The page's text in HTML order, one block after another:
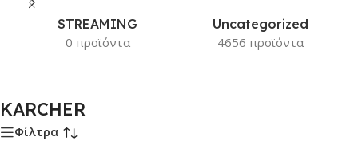
STREAMING
0 προϊόντα
Uncategorized
4656 προϊόντα
KARCHER
Φίλτρα